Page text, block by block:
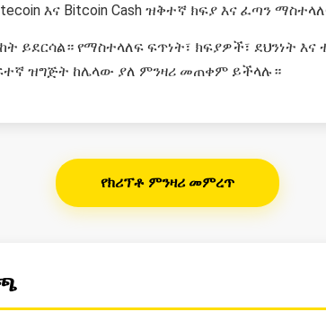
እና Bitcoin Cash ዝቅተኛ ክፍያ እና ፈጣን
የማስተላለፍ ፍጥነት፣ ክፍያዎች፣ ደህንነት
ዝግጅት ከሌላው ያለ ምንዛሪ መጠቀም ይችላሉ።
የክሪፕቶ ምንዛሪ መምረጥ